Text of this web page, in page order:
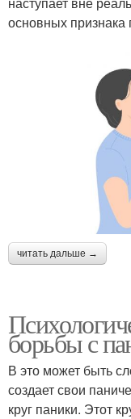
основных признака
читать дальше →
борьбы с
В это может быть
создает свои
круг паники. Этот